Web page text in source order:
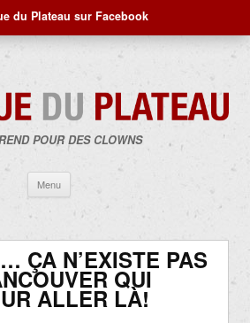
du Plateau sur Facebook
POUR DES CLOWNS
Menu
contenu
ÇA N’EXISTE PAS
QUI
ALLER LÀ!